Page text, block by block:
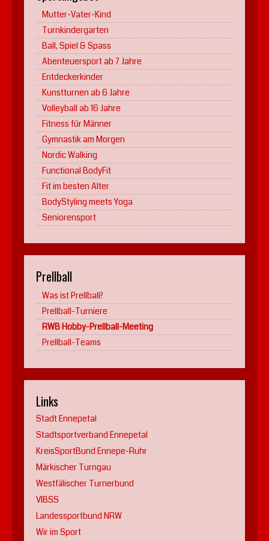
Mutter-Vater-Kind
Turnkindergarten
Ball, Spiel & Spass
Abenteuersport ab 7 Jahre
Entdeckerkinder
Kunstturnen ab 6 Jahre
Volleyball ab 16 Jahre
Fitness für Männer
Gymnastik am Morgen
Nordic Walking
Functional BodyFit
Fit im besten Alter
BodyStyling meets Yoga
Seniorensport
Prellball
Was ist Prellball?
Prellball-Turniere
RWB Hobby-Prellball-Meeting
Prellball-Teams
Links
Stadt Ennepetal
Stadtsportverband Ennepetal
KreisSportBund Ennepe-Ruhr
Märkischer Turngau
Westfälischer Turnerbund
VIBSS
Landessportbund NRW
Wir im Sport